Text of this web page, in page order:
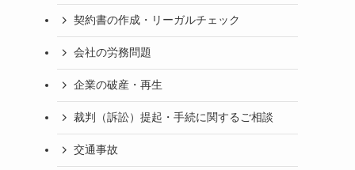
契約書の作成・リーガルチェック
会社の労務問題
企業の破産・再生
裁判（訴訟）提起・手続に関するご相談
交通事故